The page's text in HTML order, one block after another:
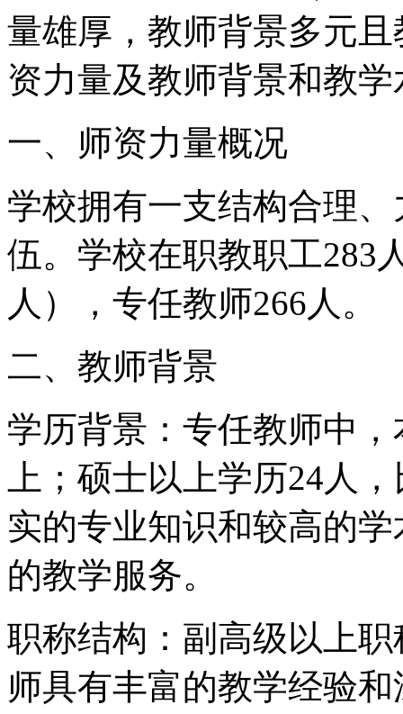
量雄厚，教师背景多元
资力量及教师背景和教
一、师资力量概况
学校拥有一支结构合理
伍。学校在职教职工283
人），专任教师266人。
二、教师背景
学历背景：专任教师中
上；硕士以上学历24人
实的专业知识和较高的
的教学服务。
职称结构：副高级以上
师具有丰富的教学经验